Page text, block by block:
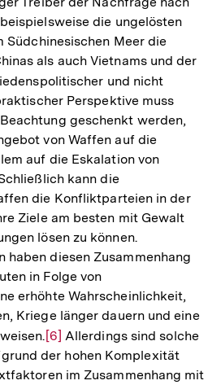
die ungelösten
Meer die
als auch Vietnams und der
und nicht
Perspektive muss
geschenkt werden,
von Waffen auf die
auf die Eskalation von
kann die
die Konfliktparteien in der
Ziele am besten mit Gewalt
lösen zu können.
haben diesen Zusammenhang
in Folge von
erhöhte Wahrscheinlichkeit,
Kriege länger dauern und eine
Zur
Auflösung
der
[6] Allerdings sind solche
der hohen Komplexität
im Zusammenhang mit